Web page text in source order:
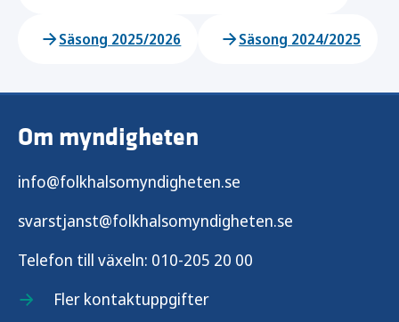
Säsong 2025/2026 Säsong 2024/2025
Om myndigheten
info@folkhalsomyndigheten.se
svarstjanst@folkhalsomyndigheten.se
Telefon till växeln: 010-205 20 00
Fler kontaktuppgifter